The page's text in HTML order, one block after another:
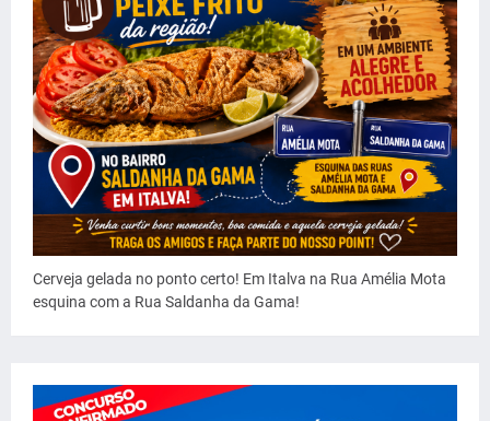
Cerveja gelada no ponto certo! Em Italva na Rua Amélia Mota
esquina com a Rua Saldanha da Gama!